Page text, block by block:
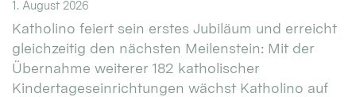
1. August 2026
Katholino feiert sein erstes Jubiläum und erreicht
gleichzeitig den nächsten Meilenstein: Mit der
Übernahme weiterer 182 katholischer
Kindertageseinrichtungen wächst Katholino auf